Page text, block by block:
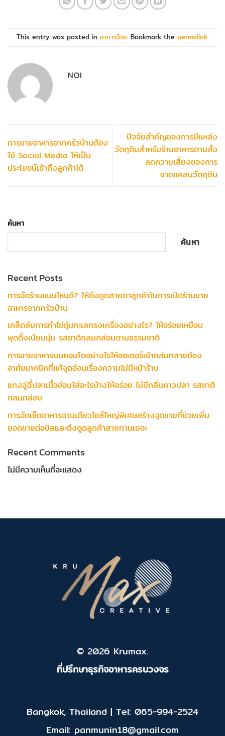
This entry was posted in อาหารไทย. Bookmark the permalink.
NOI
การขายอาหารจากครัวบ้านต้อง
ใช้ Social Media ให้เป็น
ประโยชน์เข้าถึงลูกค้าได้
ปัจจัยสำคัญของการมีแหล่ง
วัตถุดิบสำหรับร้านอาหารตามสั่ง
ลดความเสี่ยงของการ
ขาดแคลนวัตถุดิบ
ค้นหา
ค้นหา
Recent Posts
การจัดร้านแบบไหนดี? ให้ดึงดูดสายตาลูกค้าในการเปิดร้านขาย
อาหารจากครัวบ้าน
เคล็ดลับการทำไข่ตุ๋นทะเลทรงเครื่องอย่างไร? ให้อร่อยเหมือน
พุดดิ้งเนียนนุ่ม รสชาติกลมกล่อมตามธรรมชาติ
การขายอาหารบนคอนโดอย่างไรให้ออเดอร์เข้าถล่มทลายต้อง
อาศัยเทคนิคที่แก้จุดอ่อนเรื่องความไม่มีหน้าร้าน
แกงฉู่ฉี่ปลาเนื้ออ่อนใส่อะไรบ้างให้อร่อย ไม่มีกลิ่นคาวปลา รสชาติ
กลมกล่อม
การจัดเซ็ตอาหารจานเดียวไซส์ใหญ่พิเศษสร้างจุดขายที่ช่วยเพิ่ม
ยอดขายต่อบิลและดึงดูดลูกค้าสายทานเยอะ
Recent Comments
ไม่มีความเห็นที่จะแสดง
© 2026 Krumax.
ที่ปรึกษาธุรกิจอาหารครบวงจร
Bangkok, Thailand | Tel: 065-994-2524
Email: panmunin18@gmail.com